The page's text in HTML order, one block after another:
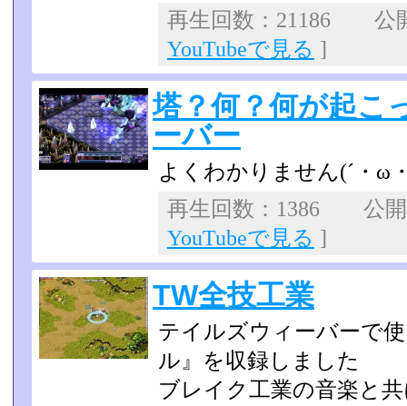
再生回数：21186
YouTubeで見る ]
塔？何？何が起こ
ーバー
よくわかりません(´・ω
再生回数：1386 公
YouTubeで見る ]
TW全技工業
テイルズウィーバーで
ル』を収録しました
ブレイク工業の音楽と